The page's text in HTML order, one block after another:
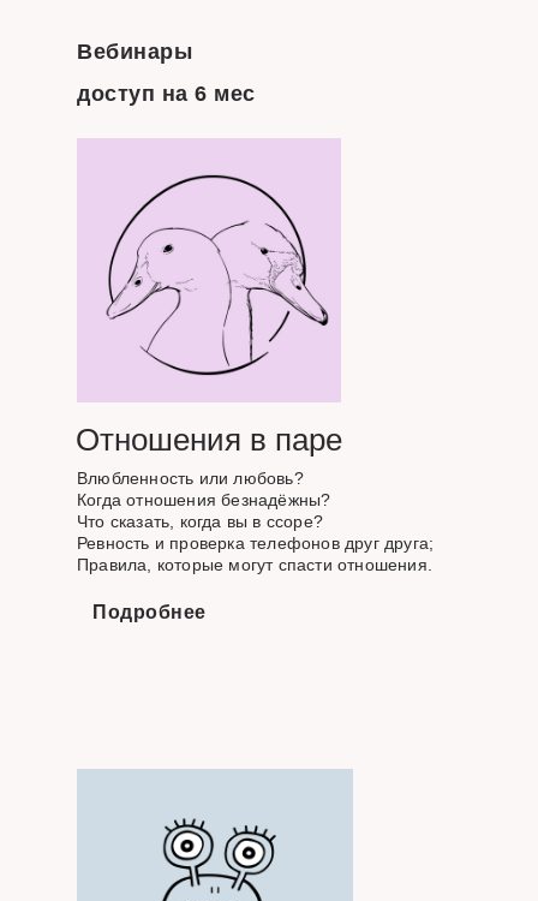
Вебинары
Отношения в паре
Подробнее
Влюбленность или любовь?
Когда отношения безнадёжны?
Что сказать, когда вы в ссоре?
Ревность и проверка телефонов друг друга;
Правила, которые могут спасти отношения.
доступ на 6 мес